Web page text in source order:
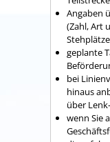
Angaben
(Zahl, Art
geplante
bei
hinaus
über
wenn Sie